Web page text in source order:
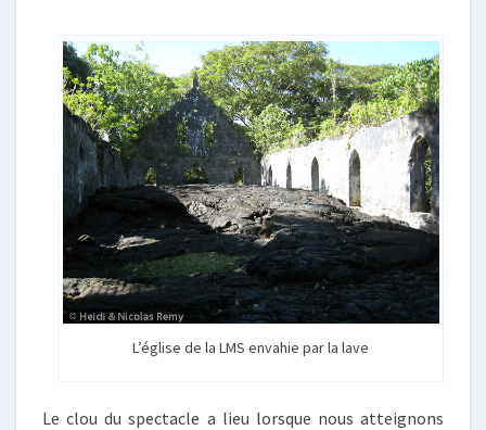
L’église de la LMS envahie par la lave
Le clou du spectacle a lieu lorsque nous atteignons